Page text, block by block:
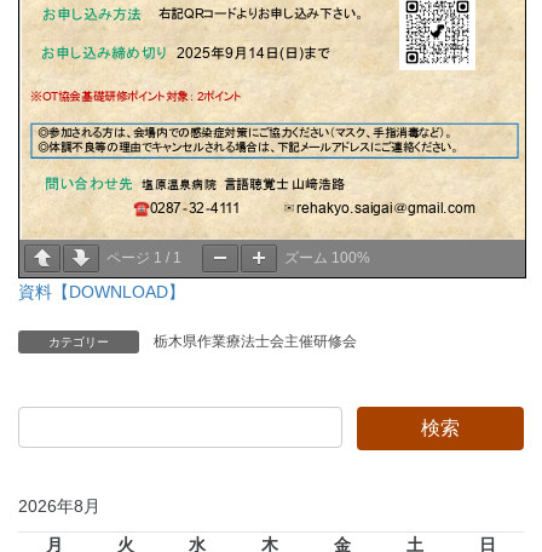
ページ 1 / 1 ズーム 100%
資料【DOWNLOAD】
カテゴリー 栃木県作業療法士会主催研修会
2026年8月
月 火 水 木 金 土
日